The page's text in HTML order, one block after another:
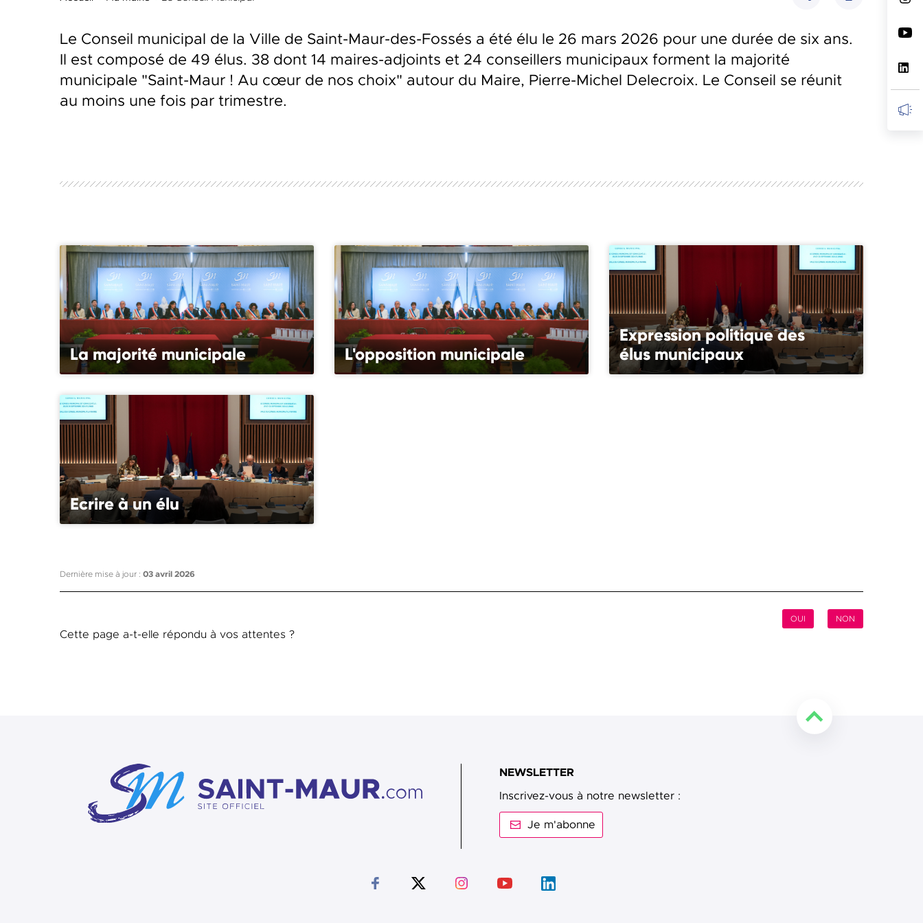
Le Conseil municipal de la Ville de Saint-Maur-des-Fossés a été élu le 26 mars 2026 pour une durée de six ans.
Il est composé de 49 élus. 38 dont 14 maires-adjoints et 24 conseillers municipaux forment la majorité
municipale "Saint-Maur ! Au cœur de nos choix" autour du Maire, Pierre-Michel Delecroix. Le Conseil se réunit
au moins une fois par trimestre.
La majorité municipale L'opposition municipale
Expression politique des
élus municipaux
Ecrire à un élu
Dernière mise à jour : 03 avril 2026
Cette page a-t-elle répondu à vos attentes ?
NON
OUI
NEWSLETTER
Inscrivez-vous à notre newsletter :
Je m'abonne
Suivez-nous sur Facebook
Suivez-nous sur Twitter
Suivez-nous sur Instagram
Suivez-nous sur Youtube
Suivez-nous sur LinkedIn